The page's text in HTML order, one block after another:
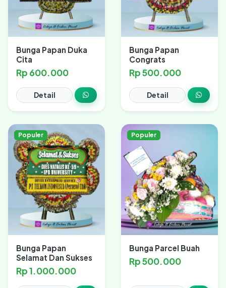
Bunga Papan Duka
Cita
Rp 600.000
Detail
Bunga Papan
Congrats
Rp 500.000
Detail
Populer
Bunga Papan
Selamat Dan Sukses
Rp 1.000.000
Populer
Bunga Parcel Buah
Rp 500.000